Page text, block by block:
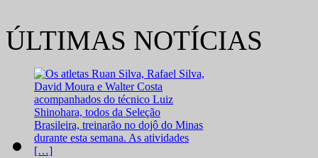
ÚLTIMAS NOTÍCIAS